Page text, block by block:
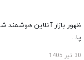
ظهور بازار آنلاین هوشمند
پا...
30 تیر 1405